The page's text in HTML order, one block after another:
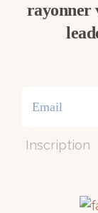
rayonner
Inscription